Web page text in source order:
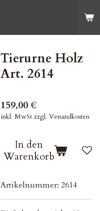
Tierurne Holz
Art. 2614
159,00 €
inkl. MwSt zzgl. Versandkosten
In den
Warenkorb
Artikelnummer: 2614